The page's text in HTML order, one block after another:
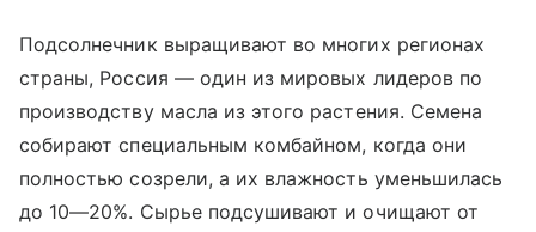
Подсолнечник выращивают во многих регионах
страны, Россия — один из мировых лидеров по
производству масла из этого растения. Семена
собирают специальным комбайном, когда они
полностью созрели, а их влажность уменьшилась
до 10—20%. Сырье подсушивают и очищают от